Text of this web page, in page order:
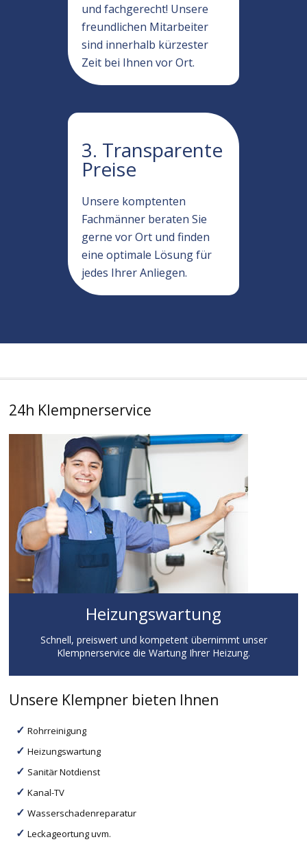
und fachgerecht! Unsere
freundlichen Mitarbeiter
sind innerhalb kürzester
Zeit bei Ihnen vor Ort.
3. Transparente
Preise
Unsere komptenten
Fachmänner beraten Sie
gerne vor Ort und finden
eine optimale Lösung für
jedes Ihrer Anliegen.
24h Klempnerservice
Heizungswartung
Schnell, preiswert und kompetent übernimmt unser
Klempnerservice die Wartung Ihrer Heizung.
Unsere Klempner bieten Ihnen
Rohrreinigung
Heizungswartung
Sanitär Notdienst
Kanal-TV
Wasserschadenreparatur
Leckageortung uvm.